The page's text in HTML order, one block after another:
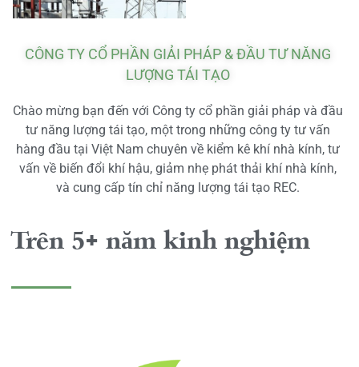
CÔNG TY CỔ PHẦN GIẢI PHÁP & ĐẦU TƯ NĂNG
LƯỢNG TÁI TẠO
Chào mừng bạn đến với Công ty cổ phần giải pháp và đầu
tư năng lượng tái tạo, một trong những công ty tư vấn
hàng đầu tại Việt Nam chuyên về kiểm kê khí nhà kính, tư
vấn về biến đổi khí hậu, giảm nhẹ phát thải khí nhà kính,
và cung cấp tín chỉ năng lượng tái tạo REC.
Trên 5+ năm kinh nghiệm